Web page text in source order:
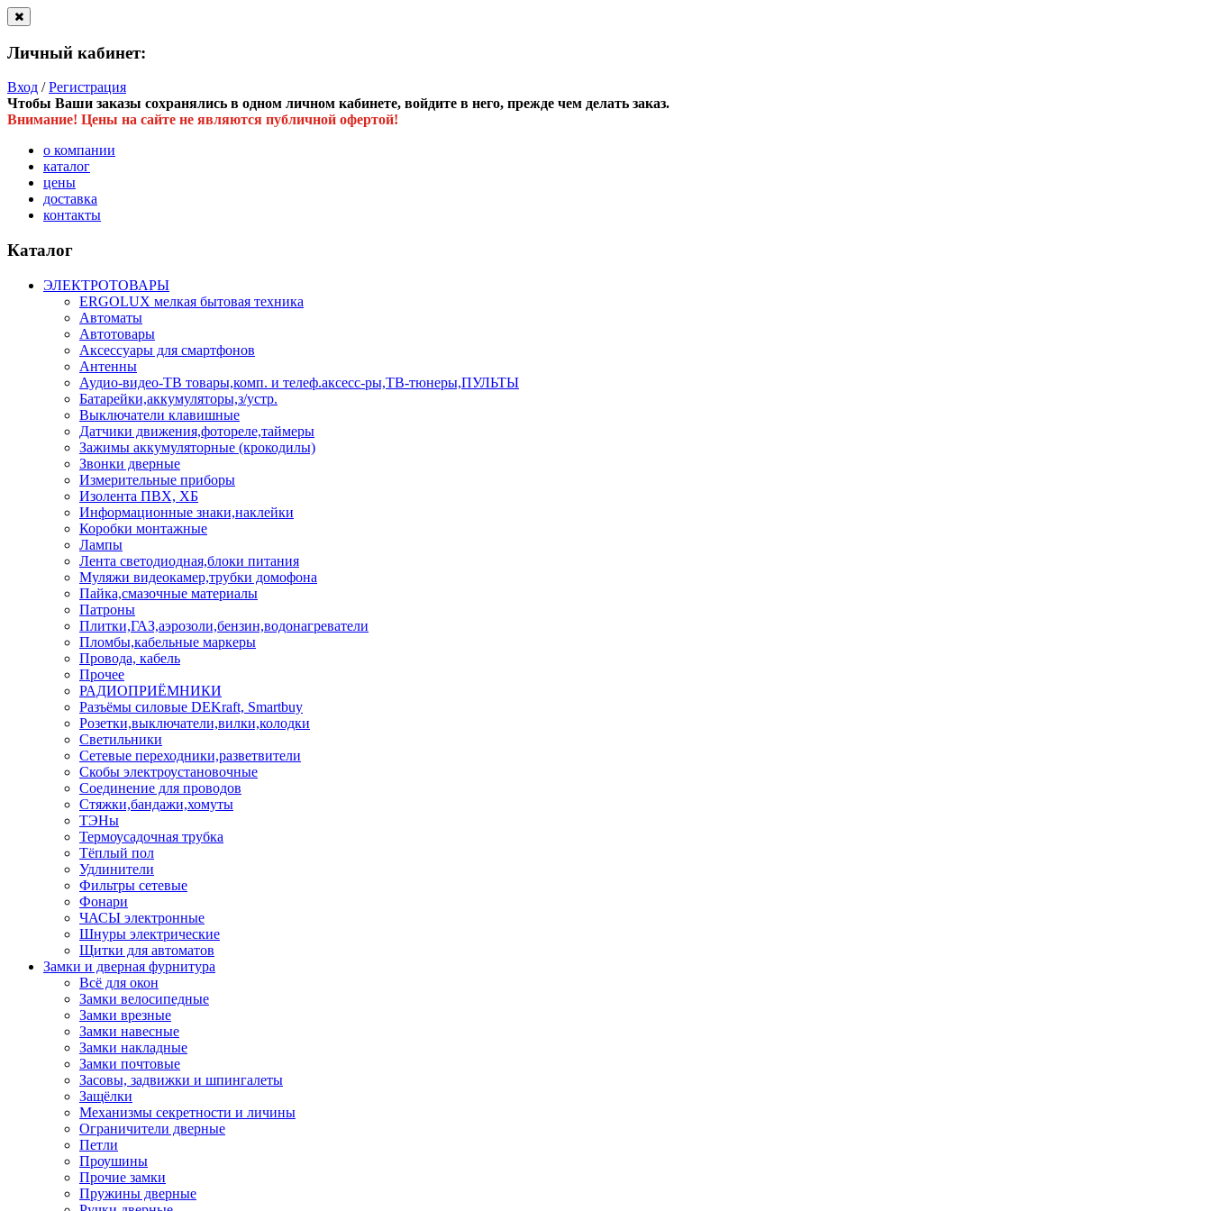
Личный кабинет:
Вход /Регистрация
Чтобы Ваши заказы сохранялись в одном личном кабинете, войдите в него, прежде чем делать заказ.
Внимание! Цены на сайте не являются публичной офертой!
о компании
каталог
цены
доставка
контакты
Каталог
ЭЛЕКТРОТОВАРЫ
ERGOLUX мелкая бытовая техника
Автоматы
Автотовары
Аксессуары для смартфонов
Антенны
Аудио-видео-ТВ товары,комп. и телеф.аксесс-ры,ТВ-тюнеры,ПУЛЬТЫ
Батарейки,аккумуляторы,з/устр.
Выключатели клавишные
Датчики движения,фотореле,таймеры
Зажимы аккумуляторные (крокодилы)
Звонки дверные
Измерительные приборы
Изолента ПВХ, ХБ
Информационные знаки,наклейки
Коробки монтажные
Лампы
Лента светодиодная,блоки питания
Муляжи видеокамер,трубки домофона
Пайка,смазочные материалы
Патроны
Плитки,ГАЗ,аэрозоли,бензин,водонагреватели
Пломбы,кабельные маркеры
Провода, кабель
Прочее
РАДИОПРИЁМНИКИ
Разъёмы силовые DEKraft, Smartbuy
Розетки,выключатели,вилки,колодки
Светильники
Сетевые переходники,разветвители
Скобы электроустановочные
Соединение для проводов
Стяжки,бандажи,хомуты
ТЭНы
Термоусадочная трубка
Тёплый пол
Удлинители
Фильтры сетевые
Фонари
ЧАСЫ электронные
Шнуры электрические
Щитки для автоматов
Замки и дверная фурнитура
Всё для окон
Замки велосипедные
Замки врезные
Замки навесные
Замки накладные
Замки почтовые
Засовы, задвижки и шпингалеты
Защёлки
Механизмы секретности и личины
Ограничители дверные
Петли
Проушины
Прочие замки
Пружины дверные